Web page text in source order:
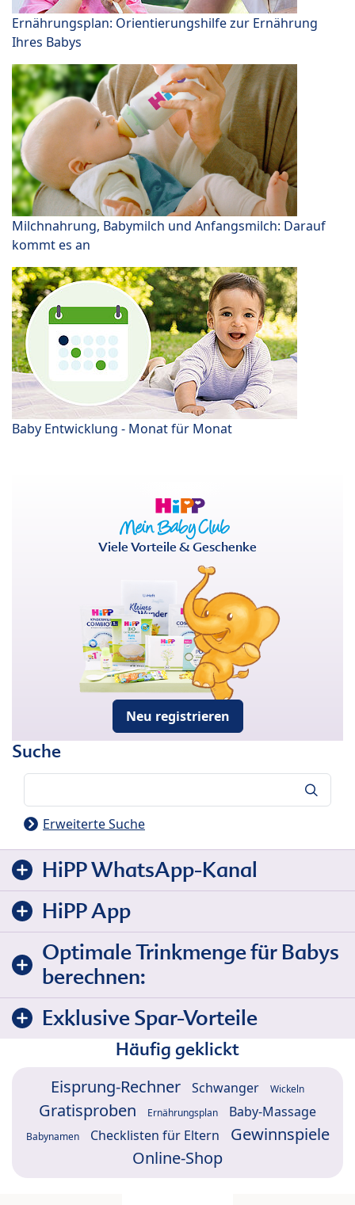
Ernährungsplan: Orientierungshilfe zur Ernährung
Ihres Babys
Milchnahrung, Babymilch und Anfangsmilch: Darauf
kommt es an
Baby Entwicklung - Monat für Monat
Viele Vorteile & Geschenke
Neu registrieren
Suche
Erweiterte Suche
HiPP WhatsApp-Kanal
HiPP App
Optimale Trinkmenge für Babys
berechnen:
Exklusive Spar-Vorteile
Häufig geklickt
Eisprung-Rechner Schwanger Wickeln
Gratisproben Ernährungsplan Baby-Massage
Babynamen Checklisten für Eltern
Gewinnspiele
Online-Shop